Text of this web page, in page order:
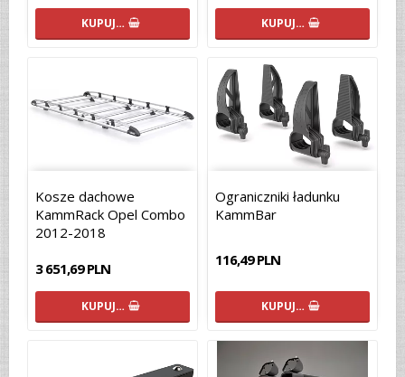
KUPUJ… KUPUJ…
Kosze dachowe
KammRack Opel Combo
2012-2018
3 651,69 PLN
KUPUJ…
Ograniczniki ładunku
KammBar
116,49 PLN
KUPUJ…